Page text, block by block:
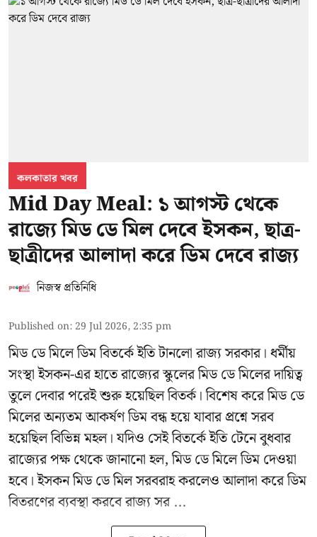
কলকাতার খবর
Mid Day Meal: ১ আগস্ট থেকে
রাজ্যে মিড ডে মিল দেবে ইসকন, ছাত্র-
ছাত্রীদের আলাদা করে ডিম দেবে রাজ্য
নিজস্ব প্রতিনিধি
Published on: 29 Jul 2026, 2:35 pm
মিড ডে মিলে ডিম বিতর্কে ইতি টানলো রাজ্য সরকার। ধর্মীয়
সংস্থা ইসকন-এর হাতে রাজ্যের স্কুলের মিড ডে মিলের দায়িত্ব
তুলে দেবার পরেই শুরু হয়েছিল বিতর্ক। বিশেষ করে মিড ডে
মিলের অন্যতম আকর্ষণ ডিম বন্ধ হয়ে যাবার প্রশ্নে সরব
হয়েছিল বিভিন্ন মহল। যদিও সেই বিতর্কে ইতি টেনে বুধবার
রাজ্যের পক্ষ থেকে জানানো হল, মিড ডে মিলে ডিম দেওয়া
হবে। ইসকন মিড ডে মিল সরবরাহ করলেও আলাদা করে ডিম
বিতরণের ব্যবস্থা করবে রাজ্য সর ...